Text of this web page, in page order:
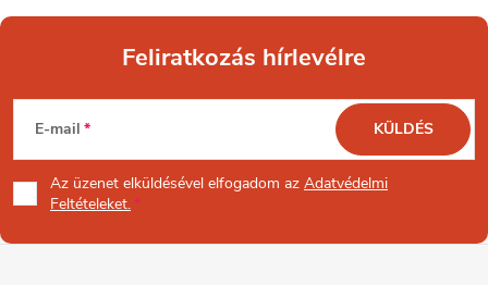
í
á
s
e
l
L
á
b
Feliratkozás hírlevélre
E-mail
Az üzenet elküldésével elfogadom az Adatvédelmi
Feltételeket.
KÜLDÉS